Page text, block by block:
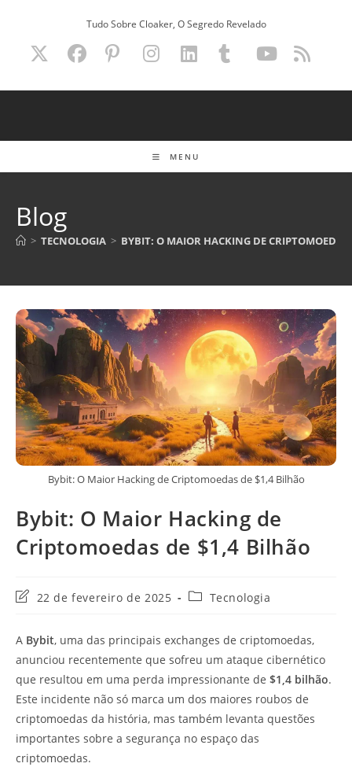
Tudo Sobre Cloaker, O Segredo Revelado
MENU
Blog
> TECNOLOGIA > BYBIT: O MAIOR HACKING DE
Bybit: O Maior Hacking de Criptomoedas de $1,4 Bilhão
Bybit: O Maior Hacking de
Criptomoedas de $1,4 Bilhão
Última
post:
22 de fevereiro de 2025
Categoria
Tecnologia
A Bybit, uma das principais exchanges de criptomoedas,
anunciou recentemente que sofreu um ataque cibernético
que resultou em uma perda impressionante de $1,4 bilhão.
Este incidente não só marca um dos maiores roubos de
criptomoedas da história, mas também levanta questões
importantes sobre a segurança no espaço das
criptomoedas.